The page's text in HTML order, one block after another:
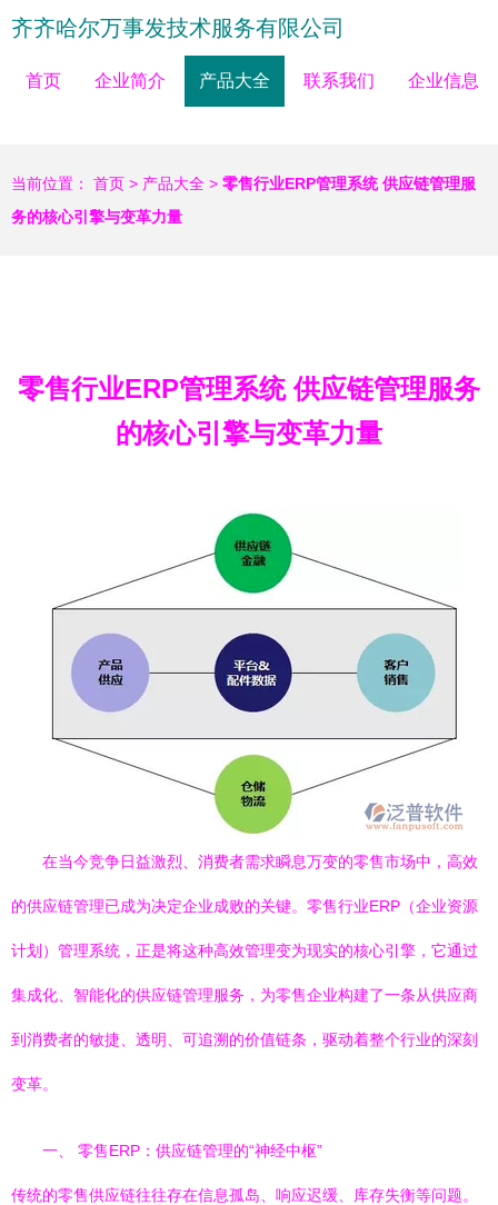
齐齐哈尔万事发技术服务有限公司
首页 企业简介 产品大全 联系我们 企业信息
当前位置： 首页 > 产品大全 > 零售行业ERP管理系统 供应链管理服
务的核心引擎与变革力量
零售行业ERP管理系统 供应链管理服务
的核心引擎与变革力量
在当今竞争日益激烈、消费者需求瞬息万变的零售市场中，高效
的供应链管理已成为决定企业成败的关键。零售行业ERP（企业资源
计划）管理系统，正是将这种高效管理变为现实的核心引擎，它通过
集成化、智能化的供应链管理服务，为零售企业构建了一条从供应商
到消费者的敏捷、透明、可追溯的价值链条，驱动着整个行业的深刻
变革。
一、 零售ERP：供应链管理的“神经中枢”
传统的零售供应链往往存在信息孤岛、响应迟缓、库存失衡等问题。